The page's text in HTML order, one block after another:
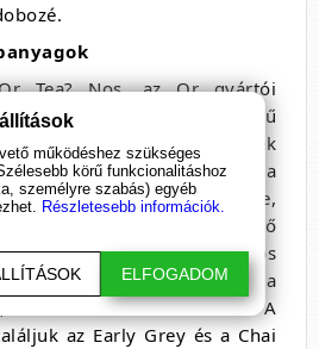
Tea? Nos, az Or gyártói
változatos, de széles körű
fel teáikhoz. Ennek
spektrumon mozog a
találunk fehér, zöld, fekete,
kínálatban, különböző
Természetesen a divatos
szerepet kapnak, például a
a citromfű és a menta tea. A
az Early Grey és a Chai
működéshez szükséges
körű funkcionalitáshoz
személyre szabás) egyéb
Részletesebb információk.
ELFOGADOM